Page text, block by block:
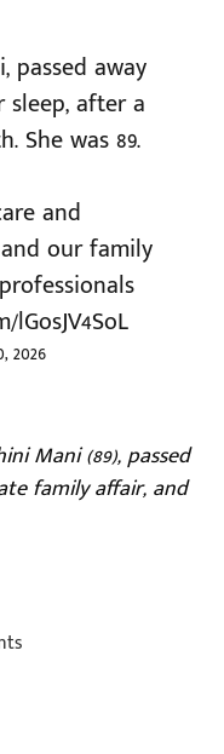
passed away
after a
She was 89.
and
our family
2026
Mani (89), passed
family affair, and